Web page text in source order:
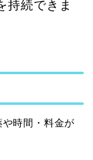
持続できま
時間・料金が